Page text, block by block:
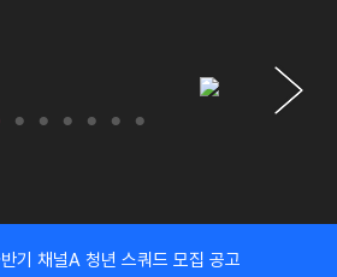
기 채널A 청년 스쿼드 모집 공고